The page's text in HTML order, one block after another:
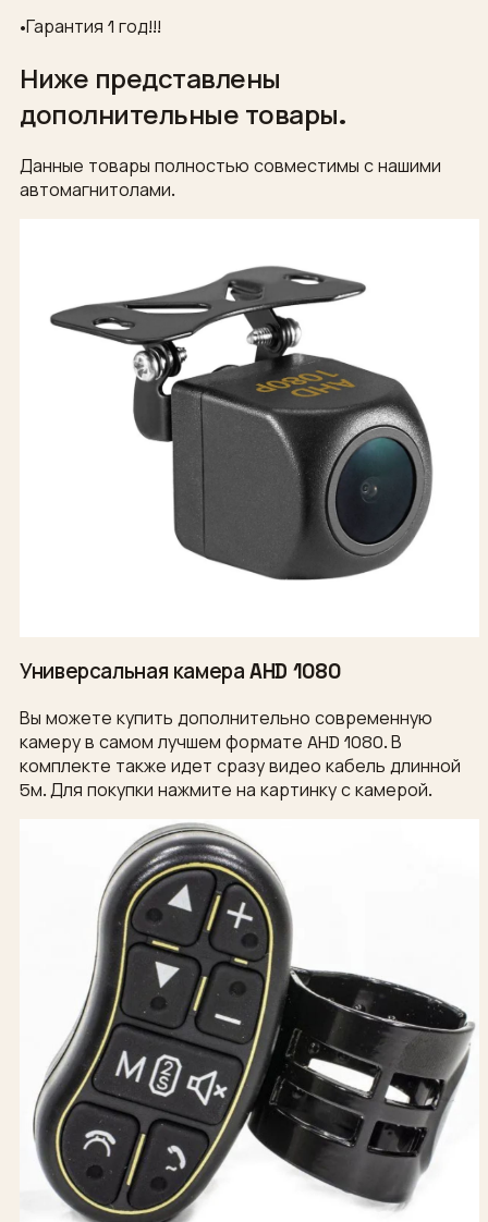
•Гарантия 1 год!!!
Ниже представлены
дополнительные товары.
Данные товары полностью совместимы с нашими
автомагнитолами.
Универсальная камера AHD 1080
Вы можете купить дополнительно современную
камеру в самом лучшем формате AHD 1080. В
комплекте также идет сразу видео кабель длинной
5м. Для покупки нажмите на картинку с камерой.